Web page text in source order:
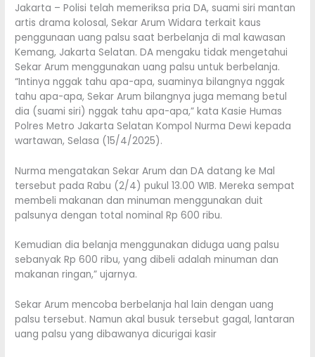
Jakarta – Polisi telah memeriksa pria DA, suami siri mantan
artis drama kolosal, Sekar Arum Widara terkait kaus
penggunaan uang palsu saat berbelanja di mal kawasan
Kemang, Jakarta Selatan. DA mengaku tidak mengetahui
Sekar Arum menggunakan uang palsu untuk berbelanja.
“Intinya nggak tahu apa-apa, suaminya bilangnya nggak
tahu apa-apa, Sekar Arum bilangnya juga memang betul
dia (suami siri) nggak tahu apa-apa,” kata Kasie Humas
Polres Metro Jakarta Selatan Kompol Nurma Dewi kepada
wartawan, Selasa (15/4/2025).
Nurma mengatakan Sekar Arum dan DA datang ke Mal
tersebut pada Rabu (2/4) pukul 13.00 WIB. Mereka sempat
membeli makanan dan minuman menggunakan duit
palsunya dengan total nominal Rp 600 ribu.
Kemudian dia belanja menggunakan diduga uang palsu
sebanyak Rp 600 ribu, yang dibeli adalah minuman dan
makanan ringan,” ujarnya.
Sekar Arum mencoba berbelanja hal lain dengan uang
palsu tersebut. Namun akal busuk tersebut gagal, lantaran
uang palsu yang dibawanya dicurigai kasir